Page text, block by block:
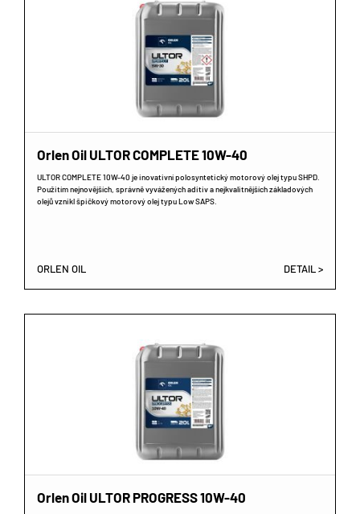
Orlen Oil ULTOR COMPLETE 10W-40
ULTOR COMPLETE 10W-40 je inovativní polosyntetický motorový olej typu SHPD.
Použitím nejnovějších, správně vyvážených aditiv a nejkvalitnějších základových
olejů vznikl špičkový motorový olej typu Low SAPS.
ORLEN OIL DETAIL >
Orlen Oil ULTOR PROGRESS 10W-40